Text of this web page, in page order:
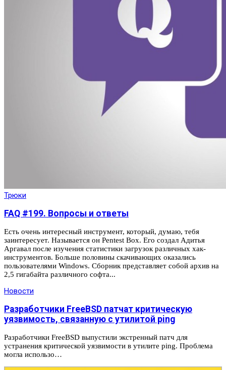
Трюки
FAQ #199. Вопросы и ответы
Есть очень интересный инструмент, который, думаю, тебя
заинтересует. Называется он Pentest Box. Его создал Адитья
Аргавал после изучения статистики загрузок различных хак-
инструментов. Больше половины скачивающих оказались
пользователями Windows. Сборник представляет собой архив на
2,5 гигабайта различного софта...
Новости
Разработчики FreeBSD патчат критическую
уязвимость, связанную с утилитой ping
Разработчики FreeBSD выпустили экстренный патч для
устранения критической уязвимости в утилите ping. Проблема
могла использо…